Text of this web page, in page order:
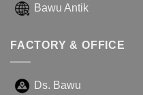
Bawu Antik
FACTORY & OFFICE
Ds. Bawu